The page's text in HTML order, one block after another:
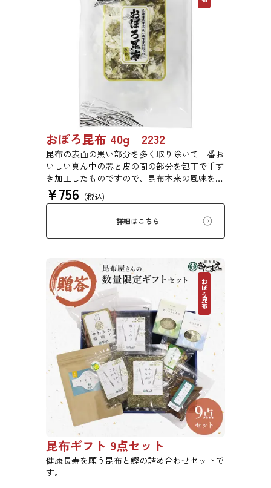
おぼろ昆布 40g 2232
昆布の表面の黒い部分を多く取り除いて一番お
いしい真ん中の芯と皮の間の部分を包丁で手す
き加工したものですので、昆布本来の風味をご
賞味いただけます。
¥756 (税込)
詳細はこちら
おぼろ昆布
昆布ギフト 9点セット
健康長寿を願う昆布と鰹の詰め合わせセットで
す。